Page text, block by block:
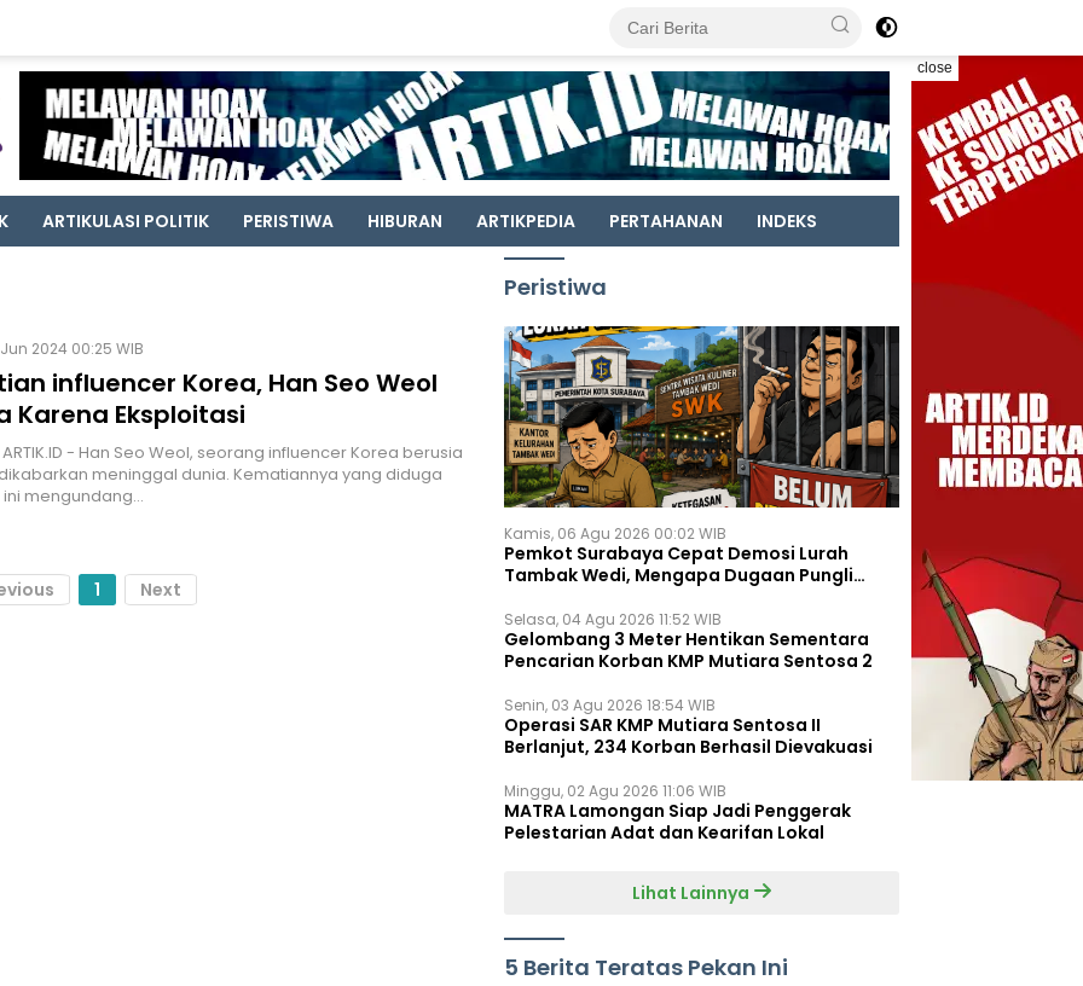
close
ARTIKULASI POLITIK PERISTIWA HIBURAN ARTIKPEDIA PERTAHANAN INDEKS
2024 00:25 WIB
influencer Korea, Han Seo Weol
Karena Eksploitasi
ARTIK.ID - Han Seo Weol, seorang influencer Korea berusia
meninggal dunia. Kematiannya yang diduga
ini mengundang…
1 Next
Peristiwa
Kamis, 06 Agu 2026 00:02 WIB
Pemkot Surabaya Cepat Demosi Lurah
Tambak Wedi, Mengapa Dugaan Pungli
Selasa, 04 Agu 2026 11:52 WIB
Gelombang 3 Meter Hentikan Sementara
Pencarian Korban KMP Mutiara Sentosa 2
Senin, 03 Agu 2026 18:54 WIB
Operasi SAR KMP Mutiara Sentosa II
Berlanjut, 234 Korban Berhasil Dievakuasi
Minggu, 02 Agu 2026 11:06 WIB
MATRA Lamongan Siap Jadi Penggerak
Pelestarian Adat dan Kearifan Lokal
Lihat Lainnya
5 Berita Teratas Pekan Ini